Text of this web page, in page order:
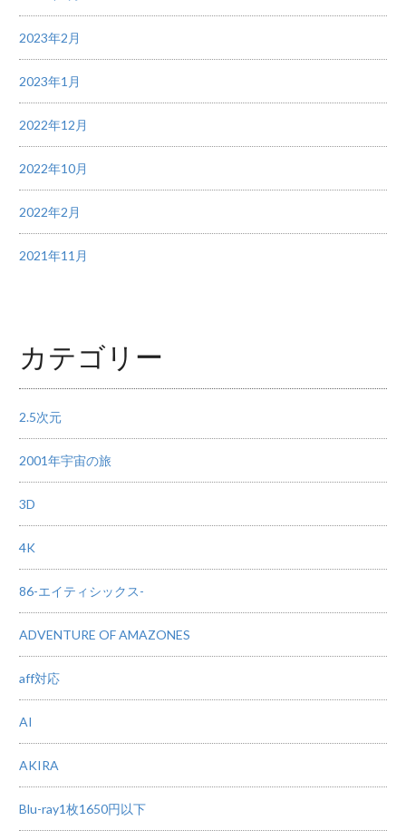
2023年2月
2023年1月
2022年12月
2022年10月
2022年2月
2021年11月
カテゴリー
2.5次元
2001年宇宙の旅
3D
4K
86-エイティシックス-
ADVENTURE OF AMAZONES
aff対応
AI
AKIRA
Blu-ray1枚1650円以下